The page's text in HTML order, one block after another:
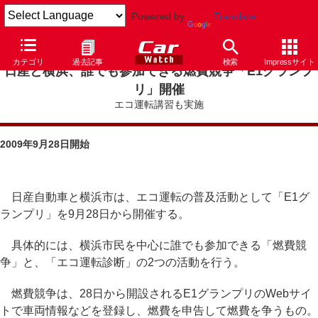
Powered by Translate
カテゴリ 過去記事 検索 Impressサイト
日産と横浜、誰でも参加できる燃費競争「E1グランプ
リ」開催
エコ運転講習も実施
2009年9月28日開始
日産自動車と横浜市は、エコ運転の普及活動として「E1グ
ランプリ」を9月28日から開催する。
具体的には、横浜市民を中心に誰でも参加できる「燃費競
争」と、「エコ運転診断」の2つの活動を行う。
燃費競争は、28日から開設されるE1グランプリのWebサイ
トで車両情報などを登録し、燃費を申告して燃費を争うもの。